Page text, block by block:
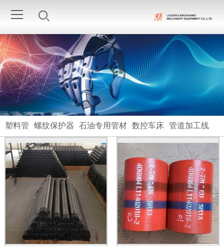
塑料管 螺纹保护器 石油专用管材 数控车床 管道加工线